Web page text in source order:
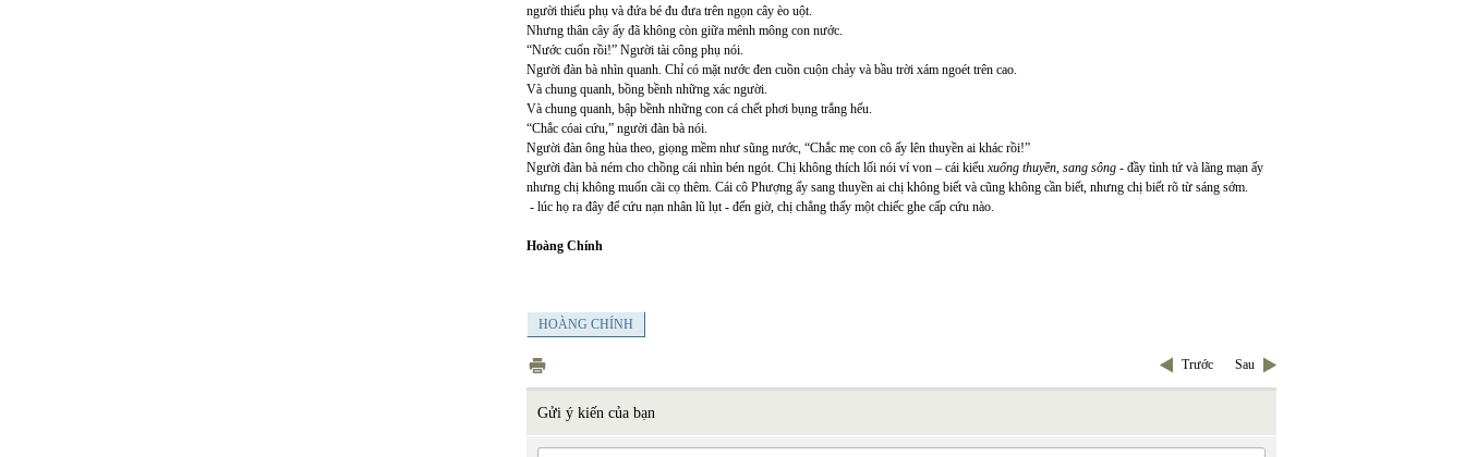
người thiếu phụ và đứa bé đu đưa trên ngọn cây èo uột.
Nhưng thân cây ấy đã không còn giữa mênh mông con nước.
“Nước cuốn rồi!” Người tài công phụ nói.
Người đàn bà nhìn quanh. Chỉ có mặt nước đen cuồn cuộn chảy và bầu trời xám ngoét trên cao.
Và chung quanh, bồng bềnh những xác người.
Và chung quanh, bập bềnh những con cá chết phơi bụng trắng hếu.
“Chắc cóai cứu,” người đàn bà nói.
Người đàn ông hùa theo, giọng mềm như sũng nước, “Chắc mẹ con cô ấy lên thuyền ai khác rồi!”
Người đàn bà ném cho chồng cái nhìn bén ngót. Chị không thích lối nói ví von – cái kiểu xuống thuyền, sang sông - đầy tình tứ và lãng mạn ấy
nhưng chị không muốn cãi cọ thêm. Cái cô Phượng ấy sang thuyền ai chị không biết và cũng không cần biết, nhưng chị biết rõ từ sáng sớm.
- lúc họ ra đây để cứu nạn nhân lũ lụt - đến giờ, chị chẳng thấy một chiếc ghe cấp cứu nào.
Hoàng Chính
HOÀNG CHÍNH
Trước Sau
Gửi ý kiến của bạn